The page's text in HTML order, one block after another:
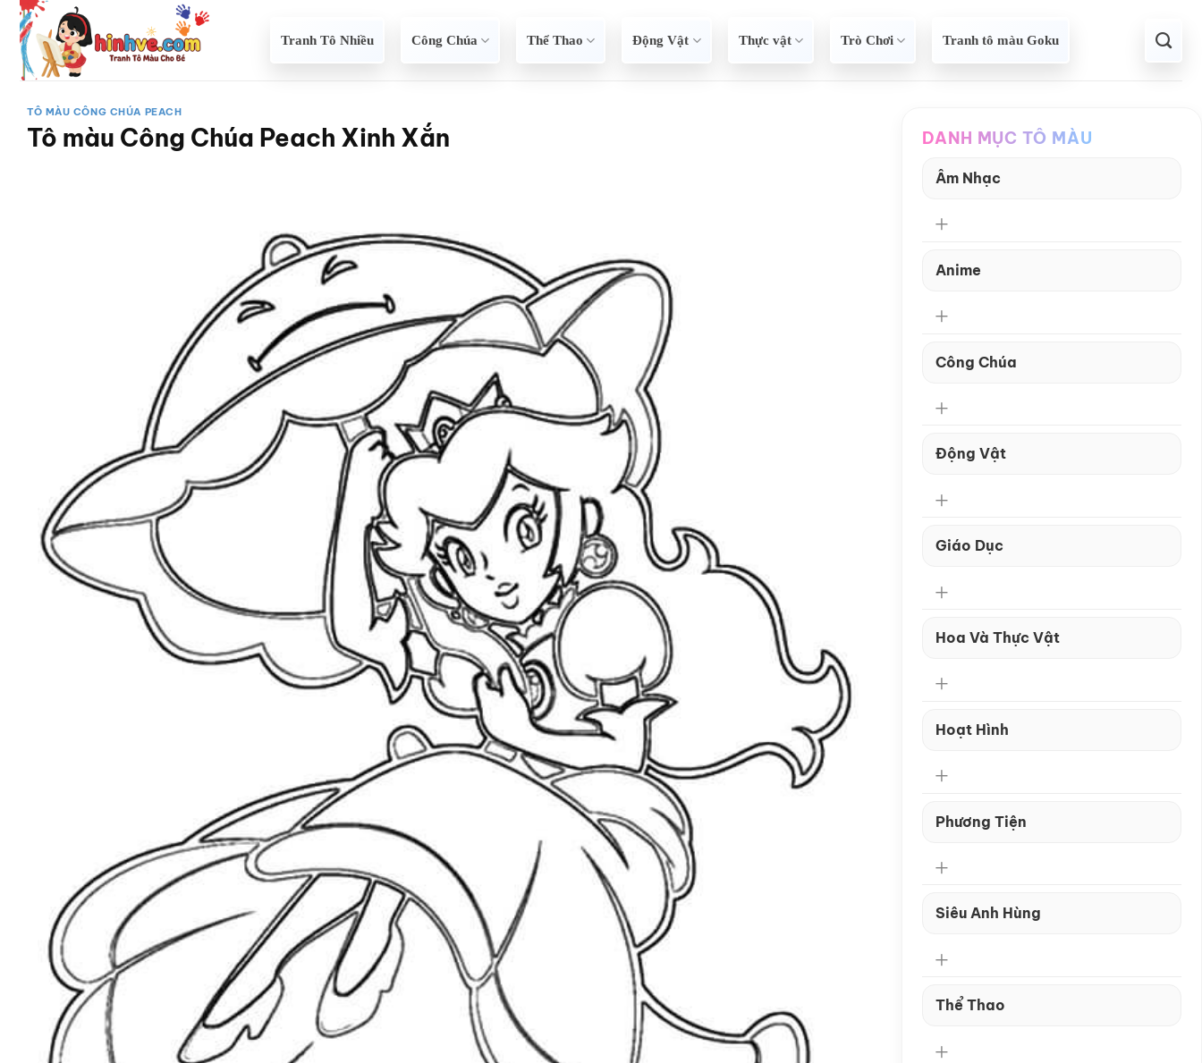
qua
dung
Tranh Tô Nhiều Công Chúa Thể Thao Động Vật Thực vật Trò Chơi Tranh tô màu Goku
TÔ MÀU CÔNG CHÚA PEACH
Tô màu Công Chúa Peach Xinh Xắn DANH MỤC TÔ MÀU
Âm Nhạc
Anime
Công Chúa
Động Vật
Giáo Dục
Hoa Và Thực Vật
Hoạt Hình
Phương Tiện
Siêu Anh Hùng
Thể Thao